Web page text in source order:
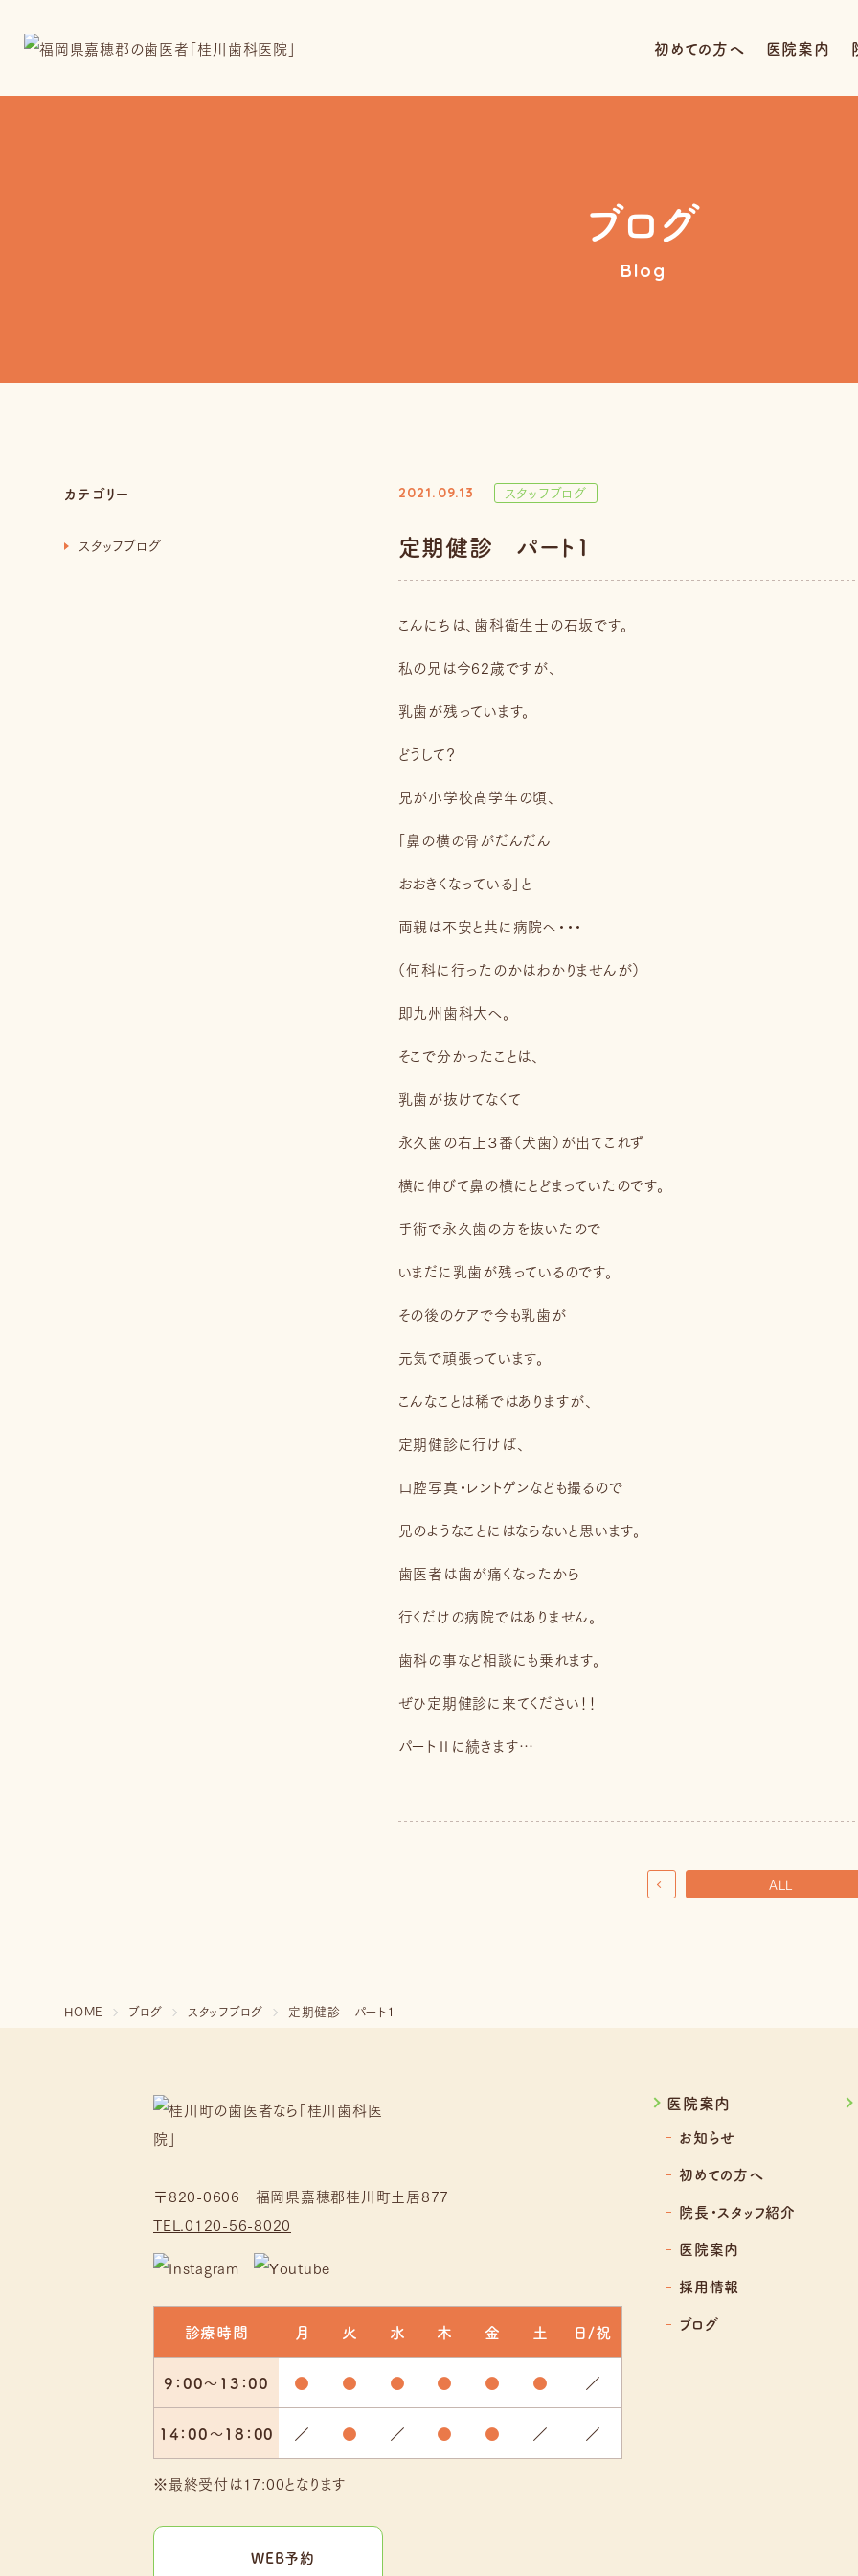
初めての方へ 医院案内
ブログ
Blog
カテゴリー
スタッフブログ
2021.09.13 スタッフブログ
定期健診 パート１
こんにちは、歯科衛生士の石坂です。
私の兄は今62歳ですが、
乳歯が残っています。
どうして？
兄が小学校高学年の頃、
「鼻の横の骨がだんだん
おおきくなっている」と
両親は不安と共に病院へ・・・
（何科に行ったのかはわかりませんが）
即九州歯科大へ。
そこで分かったことは、
乳歯が抜けてなくて
永久歯の右上３番（犬歯）が出てこれず
横に伸びて鼻の横にとどまっていたのです。
手術で永久歯の方を抜いたので
いまだに乳歯が残っているのです。
その後のケアで今も乳歯が
元気で頑張っています。
こんなことは稀ではありますが、
定期健診に行けば、
口腔写真・レントゲンなども撮るので
兄のようなことにはならないと思います。
歯医者は歯が痛くなったから
行くだけの病院ではありません。
歯科の事など相談にも乗れます。
ぜひ定期健診に来てください！！
パートⅡに続きます…
ALL
HOME ブログ スタッフブログ 定期健診 パート１
〒820-0606 福岡県嘉穂郡桂川町土居877
TEL.0120-56-8020
診療時間 月 火 水 木 金 土 日/祝
9：00～ 13：00 ● ● ● ● ● ● ／
14：00～18：00 ／ ● ／ ● ● ／ ／
※最終受付は17:00となります
医院案内
お知らせ
初めての方へ
院長・スタッフ紹介
医院案内
採用情報
ブログ
WEB予約